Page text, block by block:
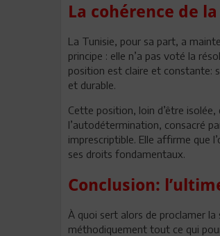
La cohérence de
La Tunisie, pour sa part, a
principe : elle n’a pas voté la
position est claire et constante:
et durable.
Cette position, loin d’être
l’autodétermination, consacré
imprescriptible. Elle affirme que
ses droits fondamentaux.
Conclusion:
À quoi sert alors de proclamer
méthodiquement tout ce qui